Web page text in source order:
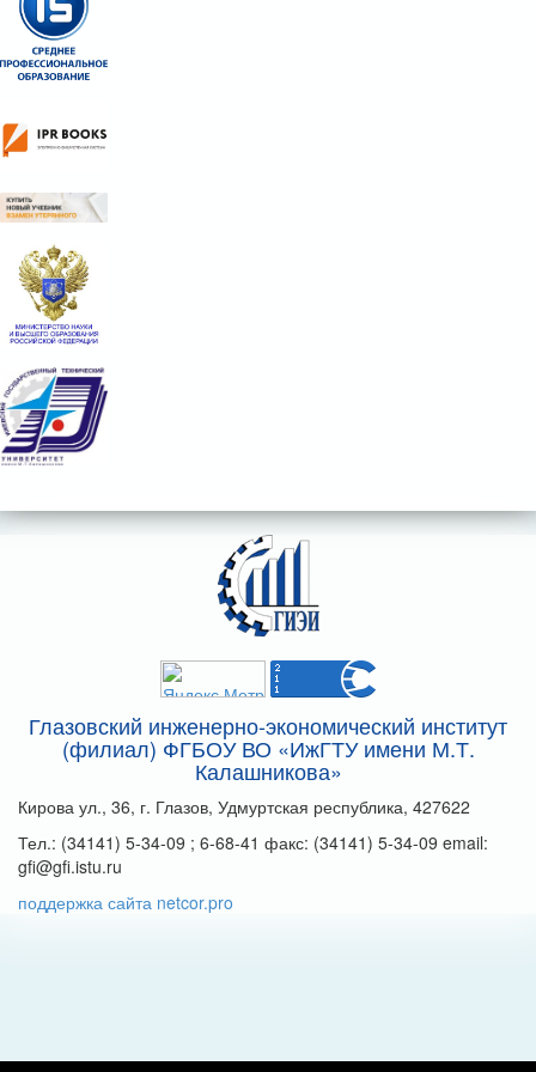
Глазовский инженерно-экономический институт
(филиал) ФГБОУ ВО «ИжГТУ имени М.Т.
Калашникова»
Кирова ул., 36, г. Глазов, Удмуртская республика, 427622
Тел.: (34141) 5-34-09 ; 6-68-41 факс: (34141) 5-34-09 email:
gfi@gfi.istu.ru
поддержка сайта netcor.pro